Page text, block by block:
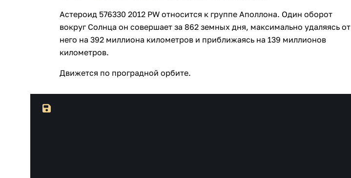
Астероид 576330 2012 PW относится к группе Аполлона. Один оборот
вокруг Солнца он совершает за 862 земных дня, максимально удаляясь от
него на 392 миллиона километров и приближаясь на 139 миллионов
километров.
Движется по проградной орбите.